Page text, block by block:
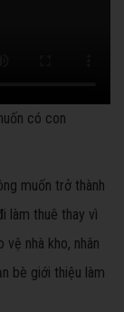
có con
muốn trở thành
làm thuê thay vì
nhà kho, nhân
bè giới thiệu làm